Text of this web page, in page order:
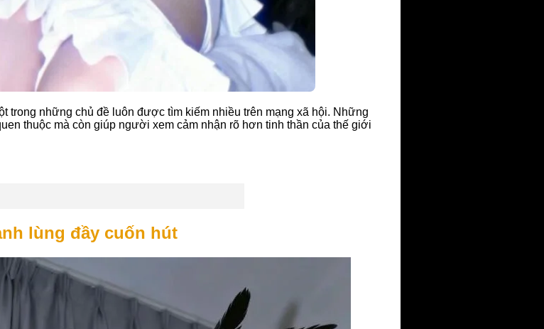
trong những chủ đề luôn được tìm kiếm nhiều trên mạng xã hội. Những
thuộc mà còn giúp người xem cảm nhận rõ hơn tinh thần của thế giới
lùng đầy cuốn hút